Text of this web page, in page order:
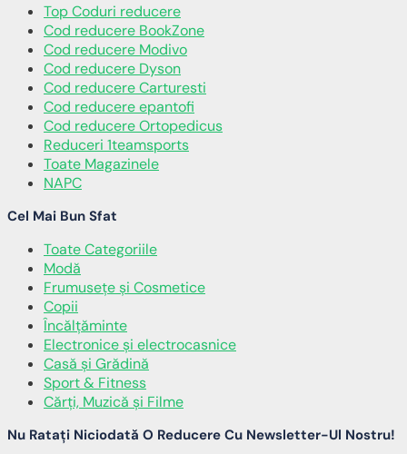
Top Coduri reducere
Cod reducere BookZone
Cod reducere Modivo
Cod reducere Dyson
Cod reducere Carturesti
Cod reducere epantofi
Cod reducere Ortopedicus
Reduceri 1teamsports
Toate Magazinele
NAPC
Cel Mai Bun Sfat
Toate Categoriile
Modă
Frumusețe și Cosmetice
Copii
Încălţăminte
Electronice și electrocasnice
Casă și Grădină
Sport & Fitness
Cărți, Muzică și Filme
Nu Ratați Niciodată O Reducere Cu Newsletter-Ul Nostru!